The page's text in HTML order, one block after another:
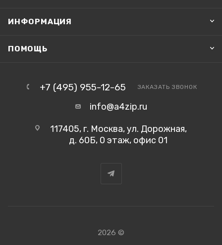
ИНФОРМАЦИЯ
ПОМОЩЬ
+7 (495) 955-12-65 ЗАКАЗАТЬ ЗВОНОК
info@a4zip.ru
117405, г. Москва, ул. Дорожная,
д. 60Б, 0 этаж, офис 01
2026 ©